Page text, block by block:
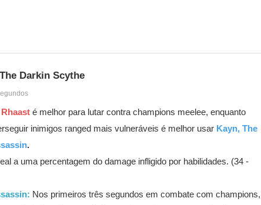
Darkin Scythe
é melhor para lutar contra champions meelee, enquanto
inimigos ranged mais vulneráveis é melhor usar Kayn, The
.
a uma percentagem do damage infligido por habilidades. (34 -
Nos primeiros três segundos em combate com champions,